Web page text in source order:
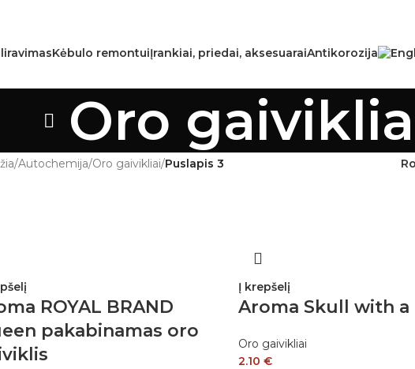
Kėbulo remontuiĮrankiai, priedai, aksesuaraiAntikorozija
Oro
/Autochemija/Oro gaivikliai/Puslapis 3
ROYAL BRAND
pakabinamas oro
Į krepšelį
Aroma Skull with a
Oro gaivikliai
2.10 €